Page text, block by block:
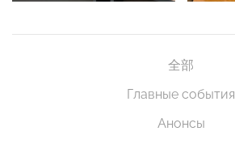
全部
Главные события
Анонсы